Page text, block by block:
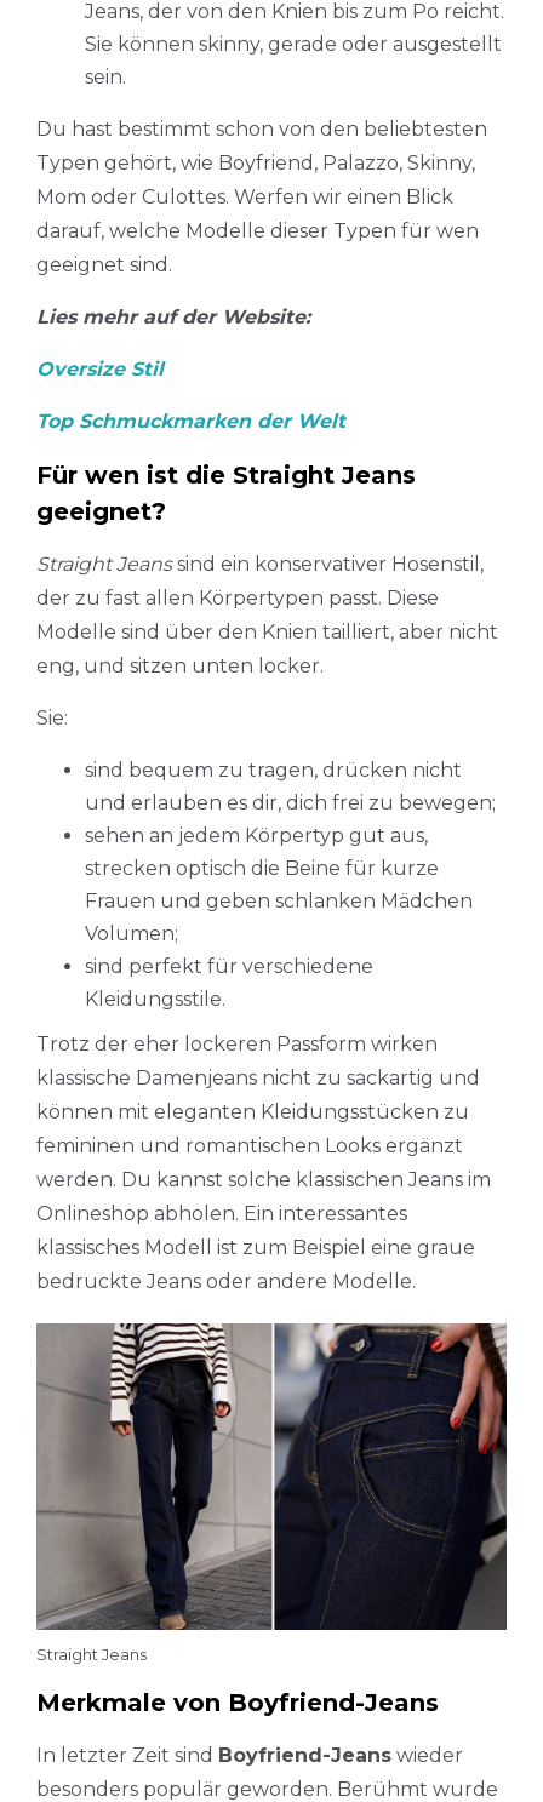
Jeans, der von den Knien bis zum Po reicht.
Sie können skinny, gerade oder ausgestellt
sein.
Du hast bestimmt schon von den beliebtesten
Typen gehört, wie Boyfriend, Palazzo, Skinny,
Mom oder Culottes. Werfen wir einen Blick
darauf, welche Modelle dieser Typen für wen
geeignet sind.
Lies mehr auf der Website:
Oversize Stil
Top Schmuckmarken der Welt
Für wen ist die Straight Jeans
geeignet?
Straight Jeanssind ein konservativer Hosenstil,
der zu fast allen Körpertypen passt. Diese
Modelle sind über den Knien tailliert, aber nicht
eng, und sitzen unten locker.
Sie:
sind bequem zu tragen, drücken nicht
und erlauben es dir, dich frei zu bewegen;
sehen an jedem Körpertyp gut aus,
strecken optisch die Beine für kurze
Frauen und geben schlanken Mädchen
Volumen;
sind perfekt für verschiedene
Kleidungsstile.
Trotz der eher lockeren Passform wirken
klassische Damenjeans nicht zu sackartig und
können mit eleganten Kleidungsstücken zu
femininen und romantischen Looks ergänzt
werden. Du kannst solche klassischen Jeans im
Onlineshop abholen. Ein interessantes
klassisches Modell ist zum Beispiel eine graue
bedruckte Jeans oder andere Modelle.
Straight Jeans
Merkmale von Boyfriend-Jeans
In letzter Zeit sind Boyfriend-Jeans wieder
besonders populär geworden. Berühmt wurde